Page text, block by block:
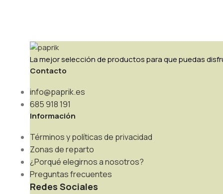
La mejor selección de productos para que puedas
Contacto
info@paprik.es
685 918 191
Información
Términos y políticas de privacidad
Zonas de reparto
¿Porqué elegirnos a nosotros?
Preguntas frecuentes
Redes Sociales